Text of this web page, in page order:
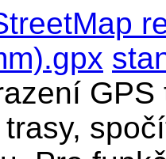
trasy,